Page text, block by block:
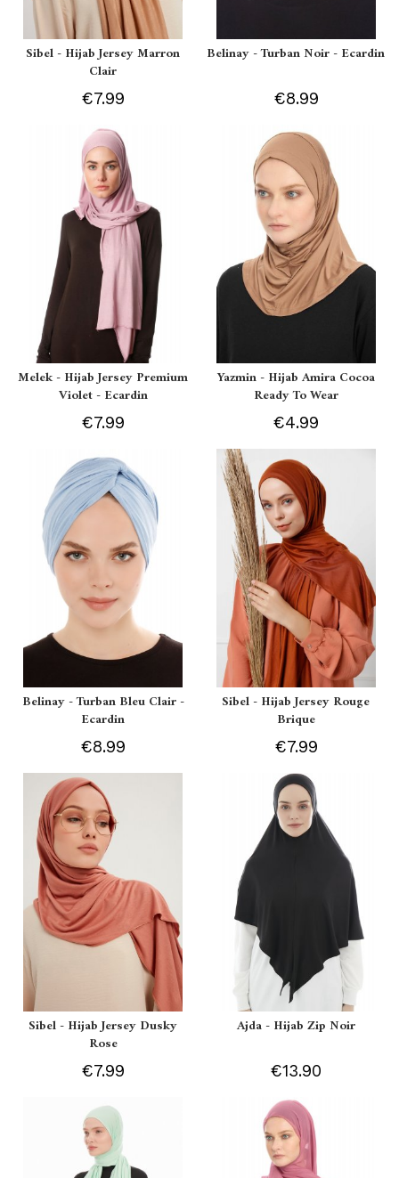
Sibel - Hijab Jersey Marron
Clair
€7.99
Belinay - Turban Noir - Ecardin
€8.99
Melek - Hijab Jersey Premium
Violet - Ecardin
€7.99
Yazmin - Hijab Amira Cocoa
Ready To Wear
€4.99
Belinay - Turban Bleu Clair -
Ecardin
€8.99
Sibel - Hijab Jersey Rouge
Brique
€7.99
Sibel - Hijab Jersey Dusky
Rose
€7.99
Ajda - Hijab Zip Noir
€13.90